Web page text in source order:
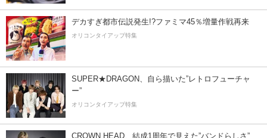
デカすぎ都市伝説発生!?ファミマ45％増量作戦再来
オリコンタイアップ特集
SUPER★DRAGON、自ら描いた”レトロフューチャ
ー”
オリコンタイアップ特集
CROWN HEAD、結成1周年で見えた”バンドらしさ”